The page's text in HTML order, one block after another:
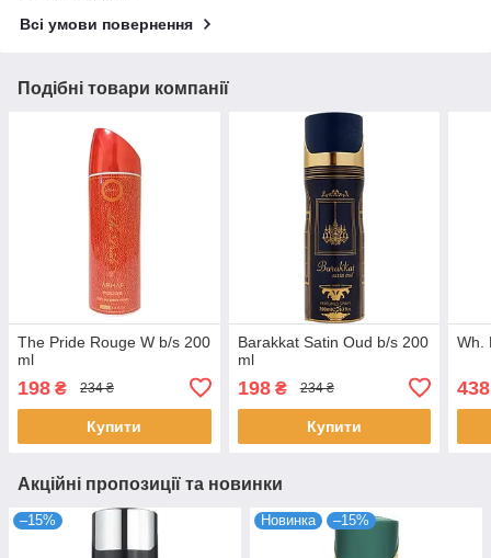
Всі умови повернення
Подібні товари компанії
The Pride Rouge W b/s 200
ml
198 ₴ 234 ₴
Купити
Barakkat Satin Oud b/s 200
ml
198₴ 234 ₴
Купити
Wh.
438
Акційні пропозиції та новинки
–15% Новинка –15%